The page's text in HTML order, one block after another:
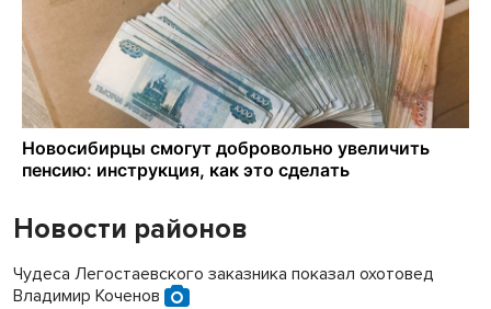
Новости районов
Чудеса Легостаевского заказника показал охотовед
Владимир Коченов